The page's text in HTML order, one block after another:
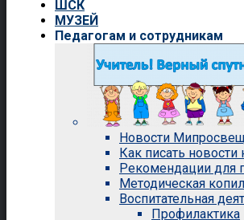
ШСК
МУЗЕЙ
Педагогам и сотрудникам
Новости
Как писать новости
Рекомендации для
Методическая
Воспитательная
Профилактика